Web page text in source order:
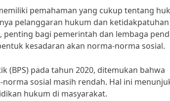
pemahaman yang cukup tentang
pelanggaran hukum dan ketidakpatuhan
bagi pemerintah dan lembaga
kesadaran akan norma-norma sosial.
(BPS) pada tahun 2020, ditemukan bahwa
sosial masih rendah. Hal ini
hukum di masyarakat.